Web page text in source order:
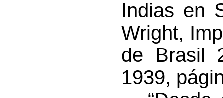
Indias en
Wright,
de Brasil
1939,